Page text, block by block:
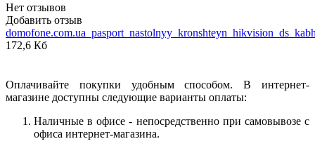
Нет отзывов
Добавить отзыв
172,6 Кб
Оплачивайте покупки удобным способом. В интернет-
магазине доступны следующие варианты оплаты:
Наличные в офисе - непосредственно при самовывозе с
офиса интернет-магазина.